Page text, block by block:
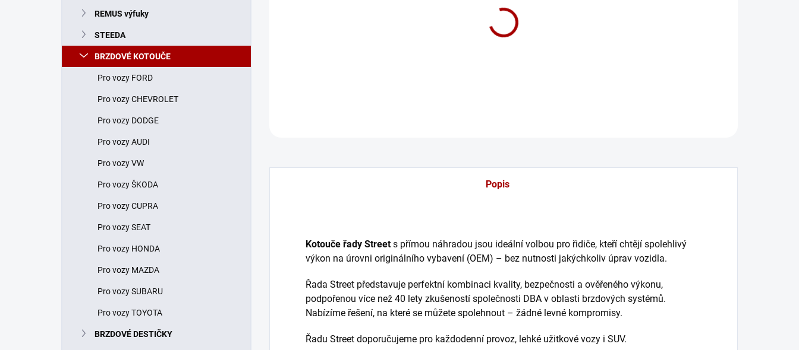
a
e
REMUS výfuky
STEEDA
BRZDOVÉ KOTOUČE
Pro vozy FORD
Pro vozy CHEVROLET
Pro vozy DODGE
Pro vozy AUDI
Pro vozy VW
Pro vozy ŠKODA
Pro vozy CUPRA
Pro vozy SEAT
Pro vozy HONDA
Pro vozy MAZDA
Pro vozy SUBARU
Pro vozy TOYOTA
BRZDOVÉ DESTIČKY
Popis
Kotouče řady Streets přímou náhradou jsou ideální volbou pro řidiče, kteří chtějí spolehlivý
výkon na úrovni originálního vybavení (OEM) – bez nutnosti jakýchkoliv úprav vozidla.
Řada Street představuje perfektní kombinaci kvality, bezpečnosti a ověřeného výkonu,
podpořenou více než 40 lety zkušeností společnosti DBA v oblasti brzdových systémů.
Nabízíme řešení, na které se můžete spolehnout – žádné levné kompromisy.
Řadu Street doporučujeme pro každodenní provoz, lehké užitkové vozy i SUV.